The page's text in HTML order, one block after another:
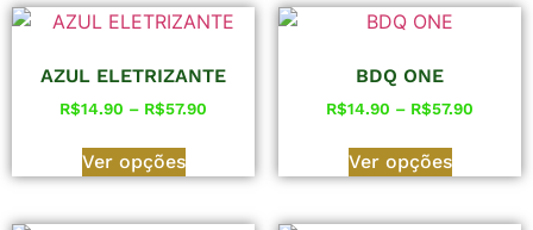
AZUL ELETRIZANTE
R$14.90 – R$57.90
Ver opções
BDQ ONE
R$14.90 – R$57.90
Ver opções